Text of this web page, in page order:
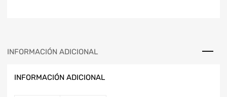
INFORMACIÓN ADICIONAL
INFORMACIÓN ADICIONAL